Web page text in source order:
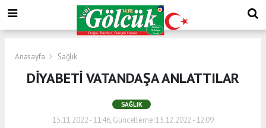
Anasayfa Sağlık
DİYABETİ VATANDAŞA ANLATTILAR
SAĞLIK
15.11.2022 - 11:46, Güncelleme: 15.12.2022 - 12:09